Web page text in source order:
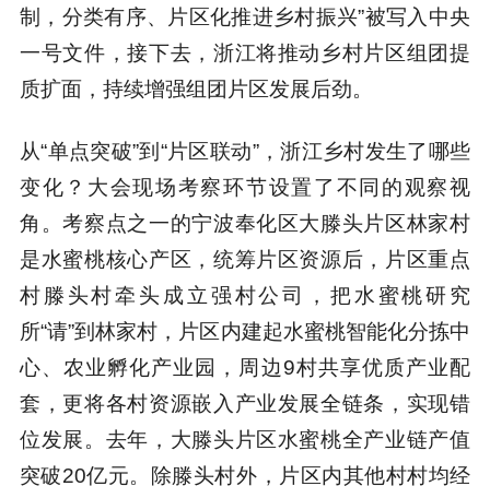
制，分类有序、片区化推进乡村振兴”被写入中央
一号文件，接下去，浙江将推动乡村片区组团提
质扩面，持续增强组团片区发展后劲。
从“单点突破”到“片区联动”，浙江乡村发生了哪些
变化？大会现场考察环节设置了不同的观察视
角。考察点之一的宁波奉化区大滕头片区林家村
是水蜜桃核心产区，统筹片区资源后，片区重点
村滕头村牵头成立强村公司，把水蜜桃研究
所“请”到林家村，片区内建起水蜜桃智能化分拣中
心、农业孵化产业园，周边9村共享优质产业配
套，更将各村资源嵌入产业发展全链条，实现错
位发展。去年，大滕头片区水蜜桃全产业链产值
突破20亿元。除滕头村外，片区内其他村村均经